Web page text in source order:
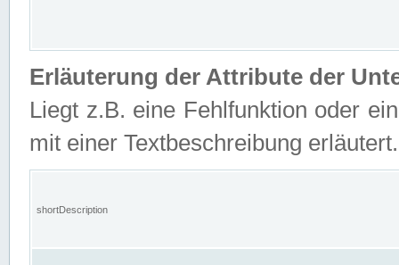
Erläuterung der Attribute der
Liegt z.B. eine Fehlfunktion oder
mit einer Textbeschreibung erläutert.
shortDescription